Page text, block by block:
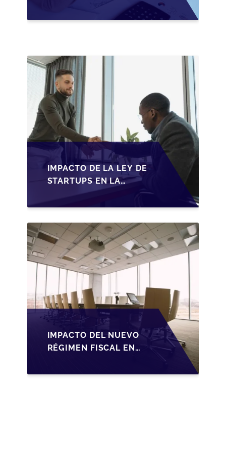
PYMES ESPAÑOLAS:
ADAPTACIONES
2026
IMPACTO DE LA LEY DE
STARTUPS EN LA
TRANSMISIÓN DE
PYMES ESPAÑOLAS
IMPACTO DEL NUEVO
RÉGIMEN FISCAL EN
PYMES EN ESPAÑA